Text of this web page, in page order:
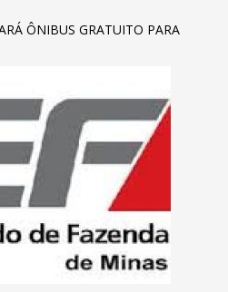
ÔNIBUS GRATUITO PARA